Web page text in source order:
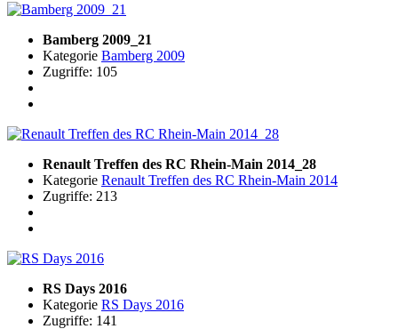
Bamberg 2009_21
Kategorie Bamberg 2009
Zugriffe: 105
Renault Treffen des RC Rhein-Main 2014_28
Kategorie Renault Treffen des RC Rhein-Main 2014
Zugriffe: 213
RS Days 2016
Kategorie RS Days 2016
Zugriffe: 141